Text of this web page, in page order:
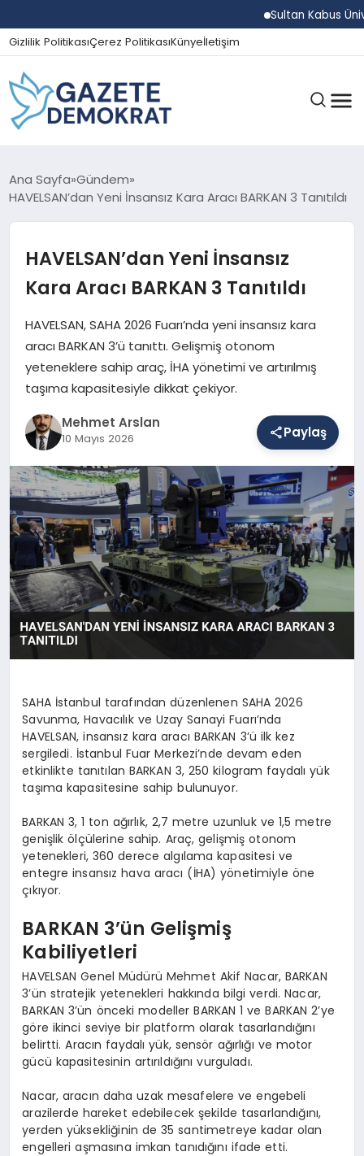
Sultan Kabus
Gizlilik PolitikasıÇerez PolitikasıKünyeİletişim
GÜNDEM
SPOR
SAĞLIK
EĞITIM
DÜNYA
YAŞAM
Ana Sayfa Gündem
HAVELSAN’dan Yeni İnsansız Kara Aracı BARKAN 3 Tanıtıldı
HAVELSAN’dan Yeni İnsansız
Kara Aracı BARKAN 3 Tanıtıldı
HAVELSAN, SAHA 2026 Fuarı’nda yeni insansız kara
aracı BARKAN 3’ü tanıttı. Gelişmiş otonom
yeteneklere sahip araç, İHA yönetimi ve artırılmış
taşıma kapasitesiyle dikkat çekiyor.
Mehmet Arslan
10 Mayıs 2026 Paylaş
SAHA İstanbul tarafından düzenlenen SAHA 2026
Savunma, Havacılık ve Uzay Sanayi Fuarı’nda
HAVELSAN, insansız kara aracı BARKAN 3’ü ilk kez
sergiledi. İstanbul Fuar Merkezi’nde devam eden
etkinlikte tanıtılan BARKAN 3, 250 kilogram faydalı yük
taşıma kapasitesine sahip bulunuyor.
BARKAN 3, 1 ton ağırlık, 2,7 metre uzunluk ve 1,5 metre
genişlik ölçülerine sahip. Araç, gelişmiş otonom
yetenekleri, 360 derece algılama kapasitesi ve
entegre insansız hava aracı (İHA) yönetimiyle öne
çıkıyor.
BARKAN 3’ün Gelişmiş
Kabiliyetleri
HAVELSAN Genel Müdürü Mehmet Akif Nacar, BARKAN
3’ün stratejik yetenekleri hakkında bilgi verdi. Nacar,
BARKAN 3’ün önceki modeller BARKAN 1 ve BARKAN 2’ye
göre ikinci seviye bir platform olarak tasarlandığını
belirtti. Aracın faydalı yük, sensör ağırlığı ve motor
gücü kapasitesinin artırıldığını vurguladı.
Nacar, aracın daha uzak mesafelere ve engebeli
arazilerde hareket edebilecek şekilde tasarlandığını,
yerden yüksekliğinin de 35 santimetreye kadar olan
engelleri aşmasına imkan tanıdığını ifade etti.